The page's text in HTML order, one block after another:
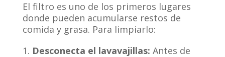
El filtro es uno de los primeros lugares
donde pueden acumularse restos de
comida y grasa. Para limpiarlo:
Desconecta el lavavajillas: Antes de